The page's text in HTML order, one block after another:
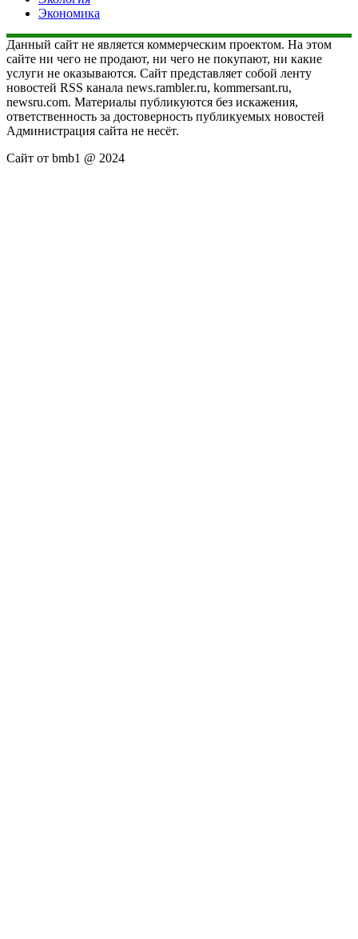
Экономика
Данный сайт не является коммерческим проектом. На этом
сайте ни чего не продают, ни чего не покупают, ни какие
услуги не оказываются. Сайт представляет собой ленту
новостей RSS канала news.rambler.ru, kommersant.ru,
newsru.com. Материалы публикуются без искажения,
ответственность за достоверность публикуемых новостей
Администрация сайта не несёт.
Сайт от bmb1 @ 2024